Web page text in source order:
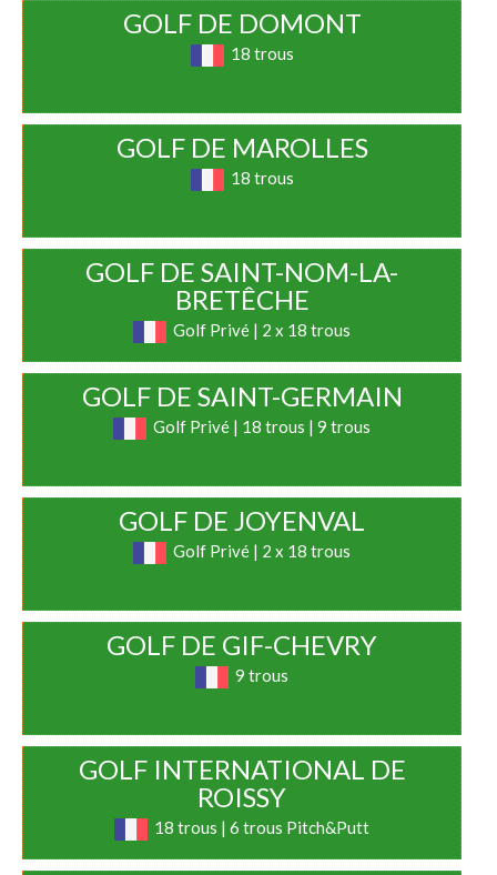
GOLF DE DOMONT
18 trous
GOLF DE MAROLLES
18 trous
GOLF DE SAINT-NOM-LA-
BRETÊCHE
Golf Privé | 2 x 18 trous
GOLF DE SAINT-GERMAIN
Golf Privé | 18 trous | 9 trous
GOLF DE JOYENVAL
Golf Privé | 2 x 18 trous
GOLF DE GIF-CHEVRY
9 trous
GOLF INTERNATIONAL DE
ROISSY
18 trous | 6 trous Pitch&Putt